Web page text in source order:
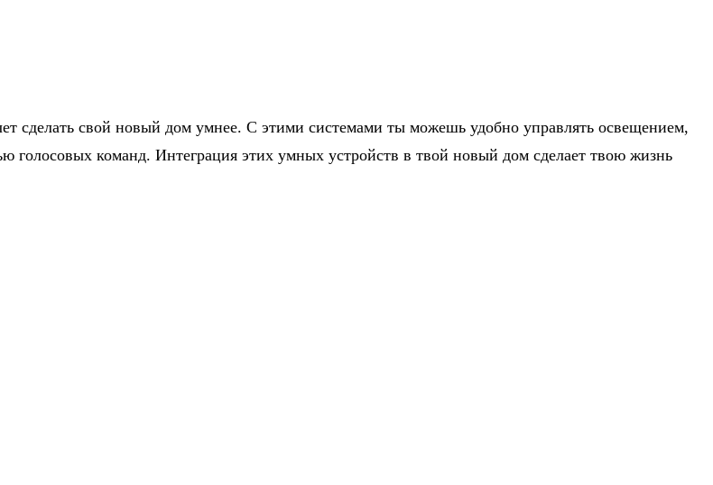
сделать свой новый дом умнее. С этими системами ты можешь удобно управлять освещением,
голосовых команд. Интеграция этих умных устройств в твой новый дом сделает твою жизнь